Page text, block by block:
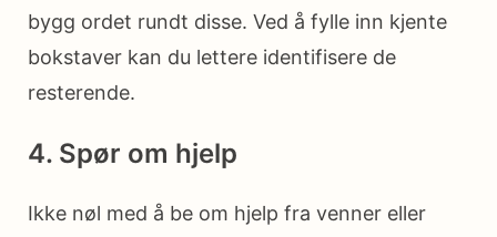
bygg ordet rundt disse. Ved å fylle inn kjente
bokstaver kan du lettere identifisere de
resterende.
4. Spør om hjelp
Ikke nøl med å be om hjelp fra venner eller